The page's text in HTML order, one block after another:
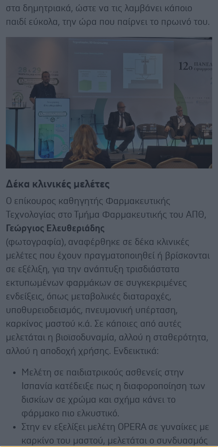
στα δημητριακά, ώστε να τις λαμβάνει κάποιο
παιδί εύκολα, την ώρα που παίρνει το πρωινό του.
Δέκα κλινικές μελέτες
Ο επίκουρος καθηγητής Φαρμακευτικής
Τεχνολογίας στο Τμήμα Φαρμακευτικής του ΑΠΘ,
Γεώργιος Ελευθεριάδης
(φωτογραφία), αναφέρθηκε σε δέκα κλινικές
μελέτες που έχουν πραγματοποιηθεί ή βρίσκονται
σε εξέλιξη, για την ανάπτυξη τρισδιάστατα
εκτυπωμένων φαρμάκων σε συγκεκριμένες
ενδείξεις, όπως μεταβολικές διαταραχές,
υποθυρειοδεισμός, πνευμονική υπέρταση,
καρκίνος μαστού κ.ά. Σε κάποιες από αυτές
μελετάται η βιοϊσοδυναμία, αλλού η σταθερότητα,
αλλού η αποδοχή χρήσης. Ενδεικτικά:
Μελέτη σε παιδιατρικούς ασθενείς στην
Ισπανία κατέδειξε πως η διαφοροποίηση των
δισκίων σε χρώμα και σχήμα κάνει το
φάρμακο πιο ελκυστικό.
Στην εν εξελίξει μελέτη OPERA σε γυναίκες με
καρκίνο του μαστού, μελετάται ο συνδυασμός